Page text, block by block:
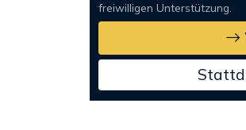
freiwilligen Unterstützung.